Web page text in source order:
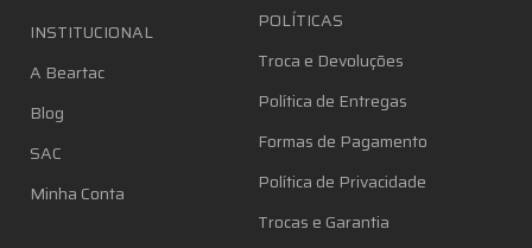
INSTITUCIONAL
A Beartac
Blog
SAC
Minha Conta
POLÍTICAS
Troca e Devoluções
Política de Entregas
Formas de Pagamento
Política de Privacidade
Trocas e Garantia